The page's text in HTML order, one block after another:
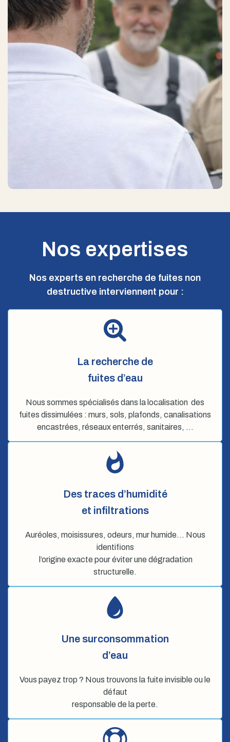
Nos expertises
Nos experts en recherche de fuites non
destructive interviennent pour :
La recherche de
fuites d’eau
Nous sommes spécialisés dans la localisation des
fuites dissimulées : murs, sols, plafonds, canalisations
encastrées, réseaux enterrés, sanitaires, …
Des traces d’humidité
et infiltrations
Auréoles, moisissures, odeurs, mur humide… Nous
identifions
l’origine exacte pour éviter une dégradation
structurelle.
Une surconsommation
d’eau
Vous payez trop ? Nous trouvons la fuite invisible ou le
défaut
responsable de la perte.